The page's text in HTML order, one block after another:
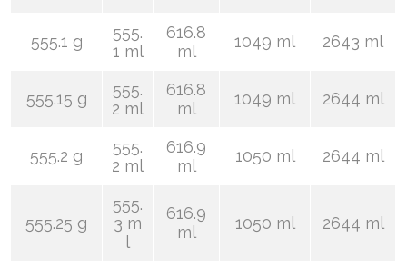
555.1 g
555.
1 ml
616.8
ml
1049 ml 2643 ml
555.15 g
555.
2 ml
616.8
ml
1049 ml 2644 ml
555.2 g
555.
2 ml
616.9
ml
1050 ml 2644 ml
555.25 g
555.
3 m
l
616.9
ml
1050 ml 2644 ml